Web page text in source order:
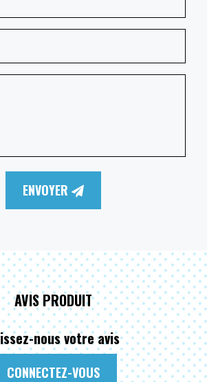
ENVOYER
AVIS PRODUIT
nous votre avis
CONNECTEZ-VOUS